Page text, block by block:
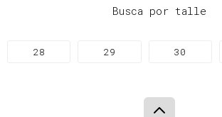
Busca por talle
28 29 30